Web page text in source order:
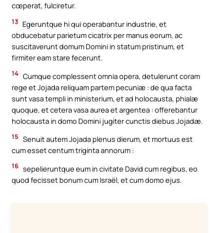
cœperat, fulciretur.
13 Egeruntque hi qui operabantur industrie, et
obducebatur parietum cicatrix per manus eorum, ac
suscitaverunt domum Domini in statum pristinum, et
firmiter eam stare fecerunt.
14 Cumque complessent omnia opera, detulerunt coram
rege et Jojada reliquam partem pecuniæ : de qua facta
sunt vasa templi in ministerium, et ad holocausta, phialæ
quoque, et cetera vasa aurea et argentea : offerebantur
holocausta in domo Domini jugiter cunctis diebus Jojadæ.
15 Senuit autem Jojada plenus dierum, et mortuus est
cum esset centum triginta annorum :
16 sepelieruntque eum in civitate David cum regibus, eo
quod fecisset bonum cum Israël, et cum domo ejus.